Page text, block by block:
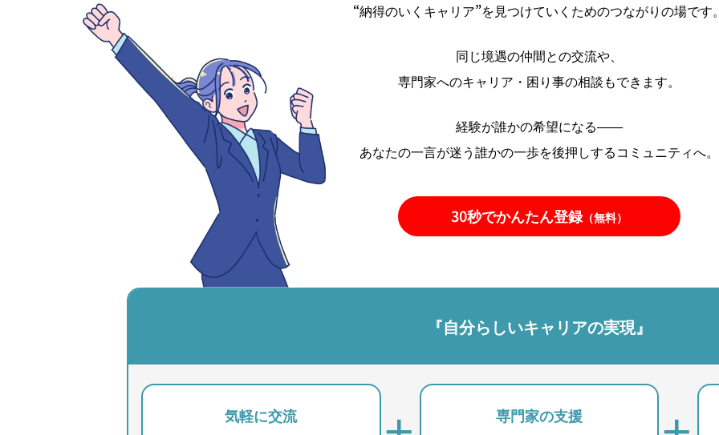
“納得のいくキャリア”を見つけていくためのつながりの場です
同じ境遇の仲間との交流や、
専門家へのキャリア・困り事の相談もできます。
経験が誰かの希望になる――
あなたの一言が迷う誰かの一歩を後押しするコミュニティへ。
30秒でかんたん登録（無料）
『自分らしいキャリアの実現』
気軽に交流 専門家の支援